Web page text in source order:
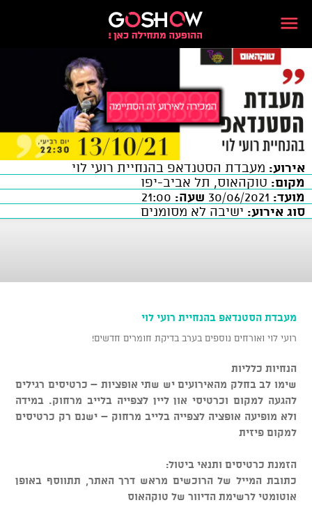
אירוע: מעבדת הסטנדאפ בהנחיית רועי לוי
מקום: טוקהאוס, תל אביב-יפו
מועד:
שעה:
סוג אירוע: ישיבה לא מסומנים
מעבדת הסטנדאפ בהנחיית רועי לוי
רועי לוי ואורחים נוספים בערב בדיקת חומרים חדשים!
הנחיות כלליות
שימו לב בחלק מהאירועים יש שתי אופציות – כרטיסים רגילים
להגעה למקום וכרטיסי און ליין לצפייה בלייב מרחוק. במידה
ולא מופיעה אופציה לצפייה בלייב מרחוק – ישנם רק כרטיסים
למקום פיזית
הזמנת כרטיסים ותנאי ביטול:
כתובת המייל של הרוכשים מראש דרך האתר, תתווסף באופן
אוטומטי לרשימת הדיוור של טוקהאוס